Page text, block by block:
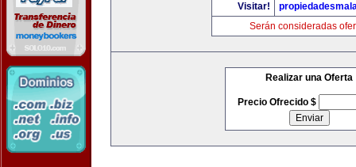
Visitar!
Serán consideradas
Realizar una Oferta
Precio Ofrecido $